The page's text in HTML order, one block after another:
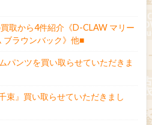
取から4件紹介《D-CLAW マリー
ブラウンバック》他■
パンツを買い取らせていただきま
束』買い取らせていただきまし